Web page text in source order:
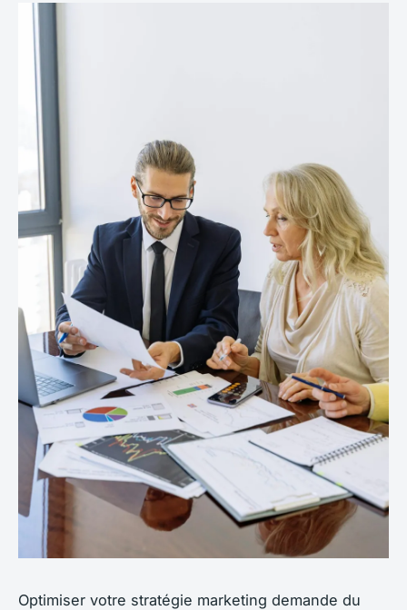
Optimiser votre stratégie marketing demande du